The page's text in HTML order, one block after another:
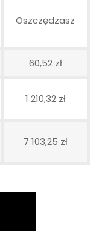
Oszczędzasz
60,52 zł
1 210,32 zł
7 103,25 zł